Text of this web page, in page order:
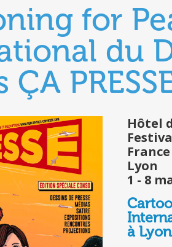
for
du
ÇA
Hôtel
France
Lyon
1 - 8
à